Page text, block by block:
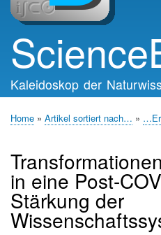
Kaleidoskop der
Home Artikel sortiert nach…
in eine Post-
Stärkung der